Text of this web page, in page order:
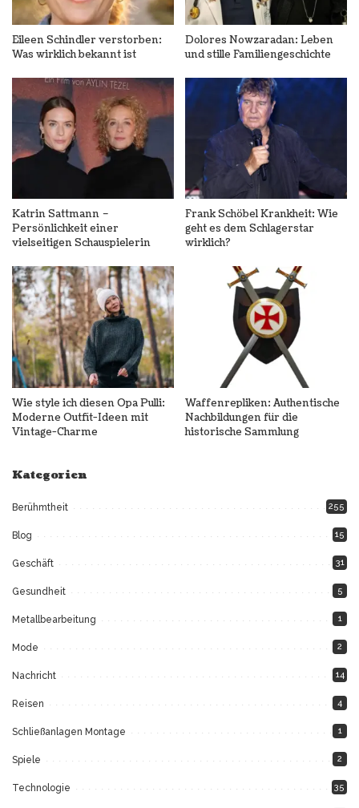
Eileen Schindler verstorben:
Was wirklich bekannt ist
Dolores Nowzaradan: Leben
und stille Familiengeschichte
Katrin Sattmann –
Persönlichkeit einer
vielseitigen Schauspielerin
Frank Schöbel Krankheit: Wie
geht es dem Schlagerstar
wirklich?
Wie style ich diesen Opa Pulli:
Moderne Outfit-Ideen mit
Vintage-Charme
Waffenrepliken: Authentische
Nachbildungen für die
historische Sammlung
Kategorien
Berühmtheit 255
Blog 15
Geschäft 31
Gesundheit 5
Metallbearbeitung 1
Mode 2
Nachricht 14
Reisen 4
Schließanlagen Montage 1
Spiele 2
Technologie 35